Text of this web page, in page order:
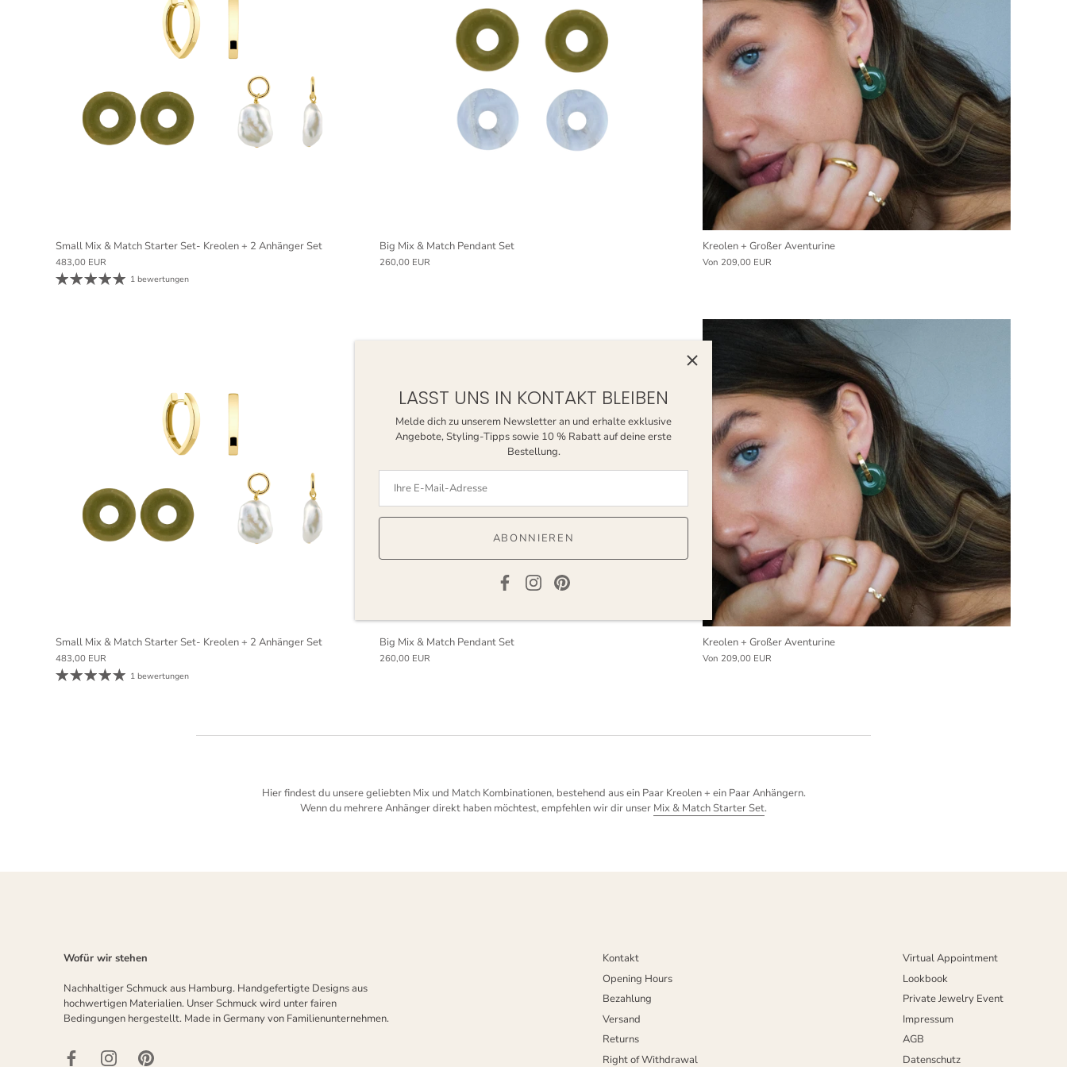
Small Mix & Match Starter Set- Kreolen + 2 Anhänger Set
483,00 EUR
1 bewertungen
Big Mix & Match Pendant Set
260,00 EUR
Kreolen + Großer Aventurine
Von 209,00 EUR
Small Mix & Match Starter Set- Kreolen + 2 Anhänger Set
483,00 EUR
1 bewertungen
Big Mix & Match Pendant Set
260,00 EUR
Kreolen + Großer Aventurine
Von 209,00 EUR
Hier findest du unsere geliebten Mix und Match Kombinationen, bestehend aus ein Paar Kreolen + ein Paar Anhängern.
Wenn du mehrere Anhänger direkt haben möchtest, empfehlen wir dir unser Mix & Match Starter Set.
LASST UNS IN KONTAKT BLEIBEN
Melde dich zu unserem Newsletter an und erhalte exklusive
Angebote, Styling-Tipps sowie 10 % Rabatt auf deine erste
Bestellung.
ABONNIEREN
Wofür wir stehen
Nachhaltiger Schmuck aus Hamburg. Handgefertigte Designs aus
hochwertigen Materialien. Unser Schmuck wird unter fairen
Bedingungen hergestellt. Made in Germany von Familienunternehmen.
Kontakt
Opening Hours
Bezahlung
Versand
Returns
Right of Withdrawal
Virtual Appointment
Lookbook
Private Jewelry Event
Impressum
AGB
Datenschutz